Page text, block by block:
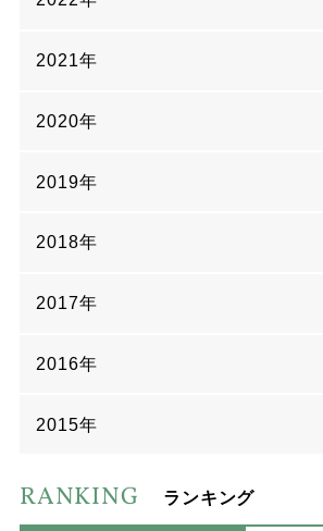
2021年
2020年
2019年
2018年
2017年
2016年
2015年
RANKING ランキング